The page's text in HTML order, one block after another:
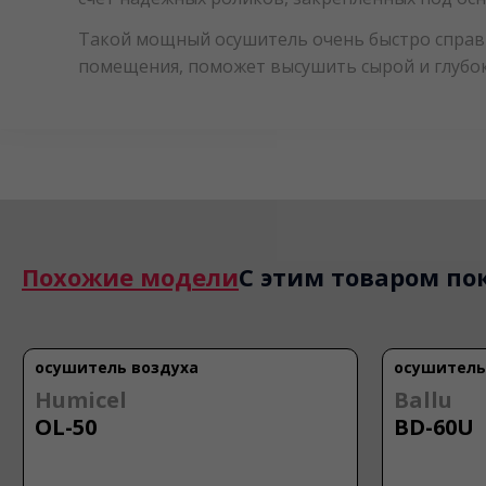
Такой мощный осушитель очень быстро
помещения, поможет высушить сырой и
Похожие моделиС этим товаром
осушитель воздуха
Ballu
BD-60U
Ballu
BDT-35L
MYCOND
Подвесной
влагопоглотитель (набор